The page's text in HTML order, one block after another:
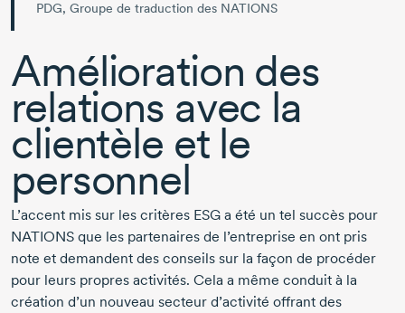
PDG, Groupe de traduction des NATIONS
Amélioration des
relations avec la
clientèle et le
personnel
L’accent mis sur les critères ESG a été un tel succès pour
NATIONS que les partenaires de l’entreprise en ont pris
note et demandent des conseils sur la façon de procéder
pour leurs propres activités. Cela a même conduit à la
création d’un nouveau secteur d’activité offrant des